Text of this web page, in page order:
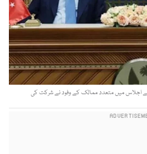
اجلاس میں متعدد ممالک کے وفود نے شرکت کی